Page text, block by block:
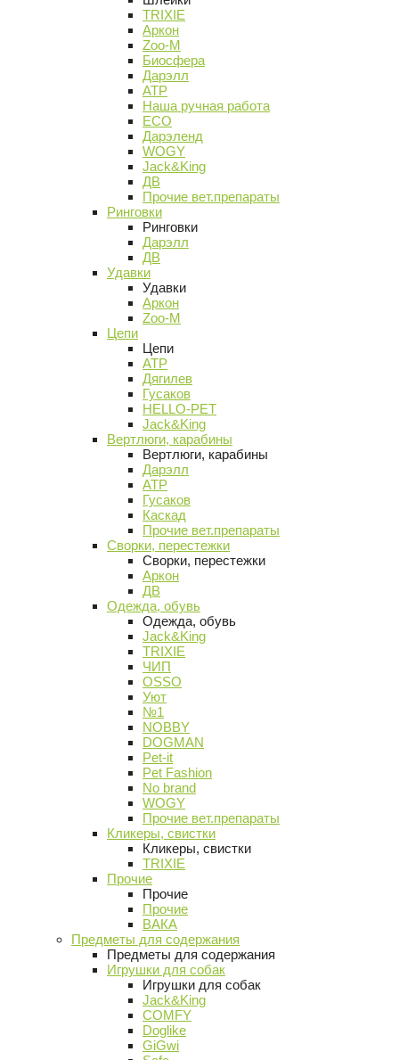
TRIXIE
Аркон
Zoo-M
Биосфера
Дарэлл
АТР
Наша ручная работа
ECO
Дарэленд
WOGY
Jack&King
ДВ
Прочие вет.препараты
Ринговки
Ринговки
Дарэлл
ДВ
Удавки
Удавки
Аркон
Zoo-M
Цепи
Цепи
АТР
Дягилев
Гусаков
HELLO-PET
Jack&King
Вертлюги, карабины
Вертлюги, карабины
Дарэлл
АТР
Гусаков
Каскад
Прочие вет.препараты
Сворки, перестежки
Сворки, перестежки
Аркон
ДВ
Одежда, обувь
Одежда, обувь
Jack&King
TRIXIE
ЧИП
OSSO
Уют
№1
NOBBY
DOGMAN
Pet-it
Pet Fashion
No brand
WOGY
Прочие вет.препараты
Кликеры, свистки
Кликеры, свистки
TRIXIE
Прочие
Прочие
Прочие
ВАКА
Предметы для содержания
Предметы для содержания
Игрушки для собак
Игрушки для собак
Jack&King
COMFY
Doglike
GiGwi